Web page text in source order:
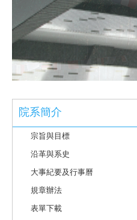
院系簡介
宗旨與目標
沿革與系史
大事紀要及行事曆
規章辦法
表單下載